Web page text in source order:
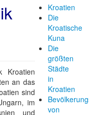
Kroatien
an das
sind
im
und
Kroatien
Die
Kroatische
Kuna
Die
größten
Städte
in
Kroatien
von